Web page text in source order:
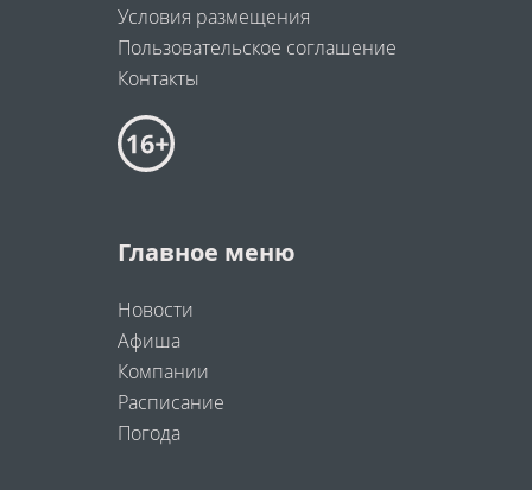
Условия размещения
Пользовательское соглашение
Контакты
Главное меню
Новости
Афиша
Компании
Расписание
Погода